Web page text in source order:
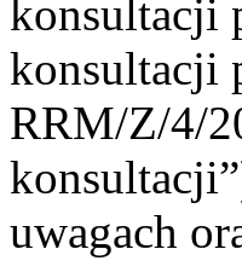
konsultacji
konsultacji
RRM/Z/4/
uwagach